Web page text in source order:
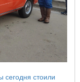
сегодня стоили